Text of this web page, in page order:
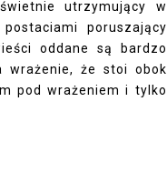
utrzymujący w
poruszający
oddane są bardzo
wrażenie, że stoi obok
pod wrażeniem i tylko